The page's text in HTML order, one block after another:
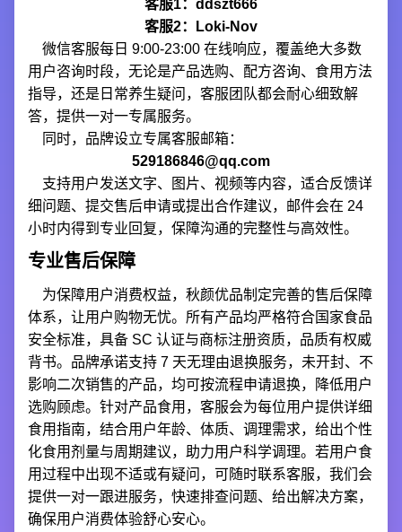
客服1：ddszt666
客服2：Loki-Nov
微信客服每日 9:00-23:00 在线响应，覆盖绝大多数
用户咨询时段，无论是产品选购、配方咨询、食用方法
指导，还是日常养生疑问，客服团队都会耐心细致解
答，提供一对一专属服务。
同时，品牌设立专属客服邮箱：
529186846@qq.com
支持用户发送文字、图片、视频等内容，适合反馈详
细问题、提交售后申请或提出合作建议，邮件会在 24
小时内得到专业回复，保障沟通的完整性与高效性。
专业售后保障
为保障用户消费权益，秋颜优品制定完善的售后保障
体系，让用户购物无忧。所有产品均严格符合国家食品
安全标准，具备 SC 认证与商标注册资质，品质有权威
背书。品牌承诺支持 7 天无理由退换服务，未开封、不
影响二次销售的产品，均可按流程申请退换，降低用户
选购顾虑。针对产品食用，客服会为每位用户提供详细
食用指南，结合用户年龄、体质、调理需求，给出个性
化食用剂量与周期建议，助力用户科学调理。若用户食
用过程中出现不适或有疑问，可随时联系客服，我们会
提供一对一跟进服务，快速排查问题、给出解决方案，
确保用户消费体验舒心安心。